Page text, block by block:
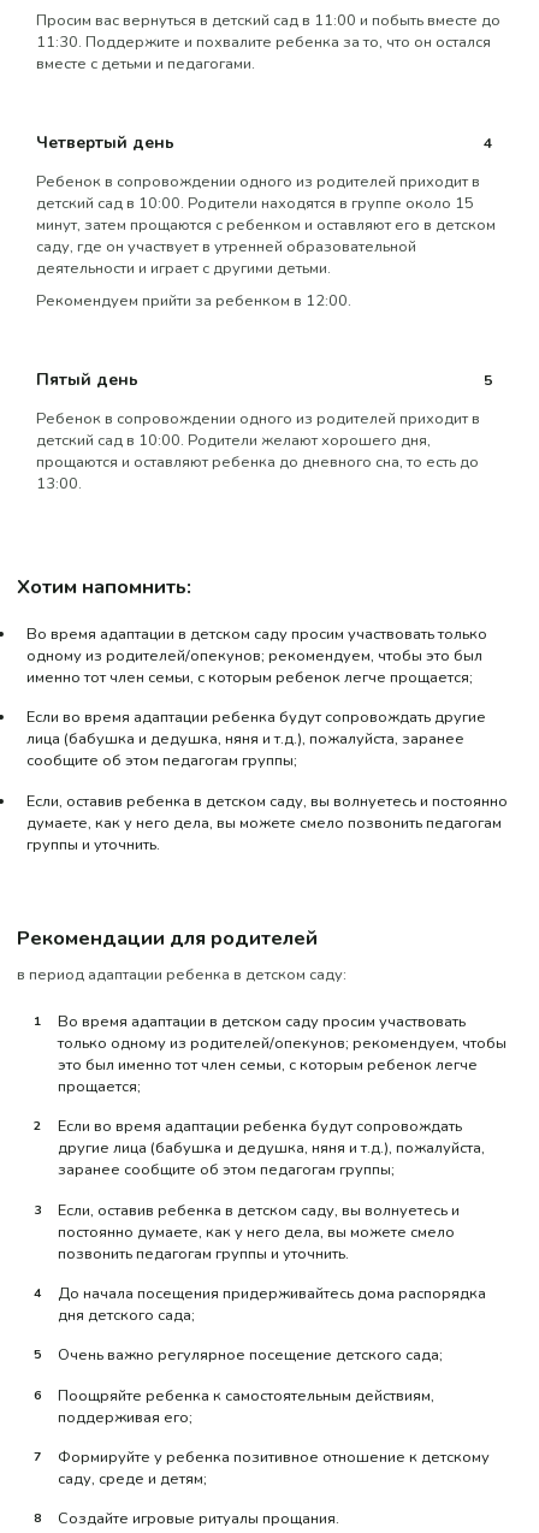
Просим вас вернуться в детский сад в 11:00 и побыть вместе до
11:30. Поддержите и похвалите ребенка за то, что он остался
вместе с детьми и педагогами.
Четвертый день 4
Ребенок в сопровождении одного из родителей приходит в
детский сад в 10:00. Родители находятся в группе около 15
минут, затем прощаются с ребенком и оставляют его в детском
саду, где он участвует в утренней образовательной
деятельности и играет с другими детьми.
Рекомендуем прийти за ребенком в 12:00.
Пятый день 5
Ребенок в сопровождении одного из родителей приходит в
детский сад в 10:00. Родители желают хорошего дня,
прощаются и оставляют ребенка до дневного сна, то есть до
13:00.
Хотим напомнить:
Во время адаптации в детском саду просим участвовать только
одному из родителей/опекунов; рекомендуем, чтобы это был
именно тот член семьи, с которым ребенок легче прощается;
Если во время адаптации ребенка будут сопровождать другие
лица (бабушка и дедушка, няня и т.д.), пожалуйста, заранее
сообщите об этом педагогам группы;
Если, оставив ребенка в детском саду, вы волнуетесь и постоянно
думаете, как у него дела, вы можете смело позвонить педагогам
группы и уточнить.
Рекомендации для родителей
в период адаптации ребенка в детском саду:
Во время адаптации в детском саду просим участвовать
только одному из родителей/опекунов; рекомендуем, чтобы
это был именно тот член семьи, с которым ребенок легче
прощается;
Если во время адаптации ребенка будут сопровождать
другие лица (бабушка и дедушка, няня и т.д.), пожалуйста,
заранее сообщите об этом педагогам группы;
Если, оставив ребенка в детском саду, вы волнуетесь и
постоянно думаете, как у него дела, вы можете смело
позвонить педагогам группы и уточнить.
До начала посещения придерживайтесь дома распорядка
дня детского сада;
Очень важно регулярное посещение детского сада;
Поощряйте ребенка к самостоятельным действиям,
поддерживая его;
Формируйте у ребенка позитивное отношение к детскому
саду, среде и детям;
Создайте игровые ритуалы прощания.